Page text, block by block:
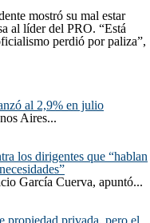
mostró su mal estar
al líder del PRO. “Está
perdió por paliza”,
al 2,9% en julio
Aires...
los dirigentes que “hablan
García Cuerva, apuntó...
propiedad privada, pero el